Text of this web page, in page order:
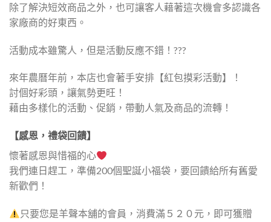
除了解決短效商品之外，也可讓客人藉著這次機會多認識各
家廠商的好東西。
活動成本雖驚人，但是活動反應不錯！???
來年農曆年前，本店也會著手安排【紅包摸彩活動】！
討個好彩頭，讓氣勢更旺！
藉由多樣化的活動、促銷，帶動人氣及商品的流轉！
【感恩，禮袋回饋】
懷著感恩與惜福的心
我們連日趕工，準備200個聖誕小福袋，要回饋給所有舊愛
新歡們！
只要您是羊聲本舖的會員，消費滿５２０元，即可獲贈